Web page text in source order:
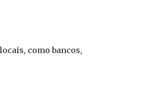
como bancos,